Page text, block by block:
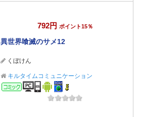
792円 ポイント15％
異世界喰滅のサメ12
くぼけん
キルタイムコミュニケーション
コミック